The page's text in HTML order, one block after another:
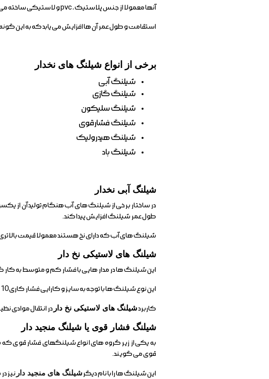
آنها معمولا از جنس پلاستیک ، pvc و لاستیکی ساخته می شوند. حال اگر در ساخت آن ها نخ به کار برود،
استقامت و طول عمر آن ها افزایش می یابد که به این
برخی از انواع شیلنگ های نخدار
شیلنگ آبی
شیلنگ گازی
شیلنگ سلیکون
شیلنگ فشارقوی
شیلنگ هیدرولیک
شیلنگ باد
شیلنگ آبی نخدار
در ساختار برخی از شیلنگ های آب هنگام تولید آن از
طول عمر شیلنگ افزایش پیدا کند.
شیلنگ های آب که دارای نخ هستند معمولا قیمت
شیلنگ های لاستیکی نخ دار
این شیلنگ ها در مدار هایی با فشار کم و متوسط به کار
این نوع شیلنگ ها با توجه به سایز و کارایی فشار کاری 10 تا 200 بار را تحمل می کنند.
کاربردشیلنگ های لاستیکی نخ دار در انتقال موادی
شیلنگ فشار قوی یا شیلنگ منجید دار
به یکی از زیر گروه های انواع شیلنگهای فشار قوی که
قوی می گویند.
این شیلنگ ها را با نام دیگرشیلنگ های منجید دار نیز